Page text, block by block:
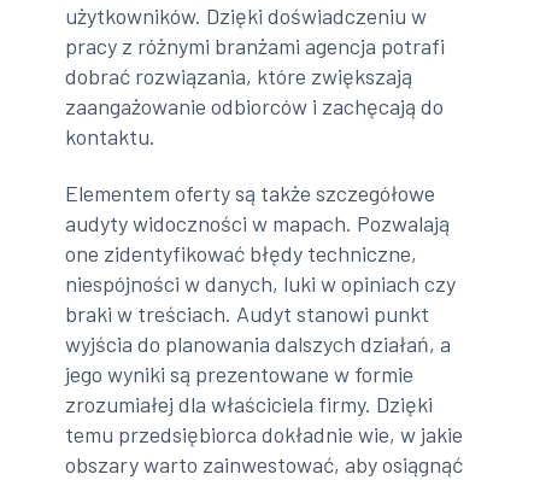
użytkowników. Dzięki doświadczeniu w
pracy z różnymi branżami agencja potrafi
dobrać rozwiązania, które zwiększają
zaangażowanie odbiorców i zachęcają do
kontaktu.
Elementem oferty są także szczegółowe
audyty widoczności w mapach. Pozwalają
one zidentyfikować błędy techniczne,
niespójności w danych, luki w opiniach czy
braki w treściach. Audyt stanowi punkt
wyjścia do planowania dalszych działań, a
jego wyniki są prezentowane w formie
zrozumiałej dla właściciela firmy. Dzięki
temu przedsiębiorca dokładnie wie, w jakie
obszary warto zainwestować, aby osiągnąć